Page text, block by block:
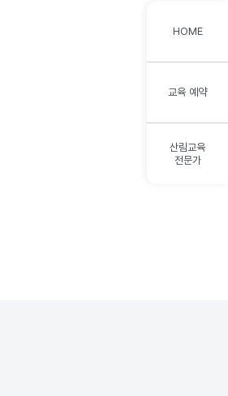
HOME
교육 예약
산림교육
전문가